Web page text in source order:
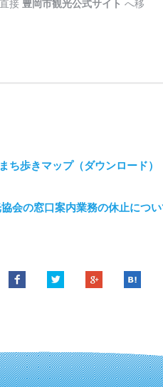
まち歩きマップ（ダウンロード）
会の窓口案内業務の休止につい